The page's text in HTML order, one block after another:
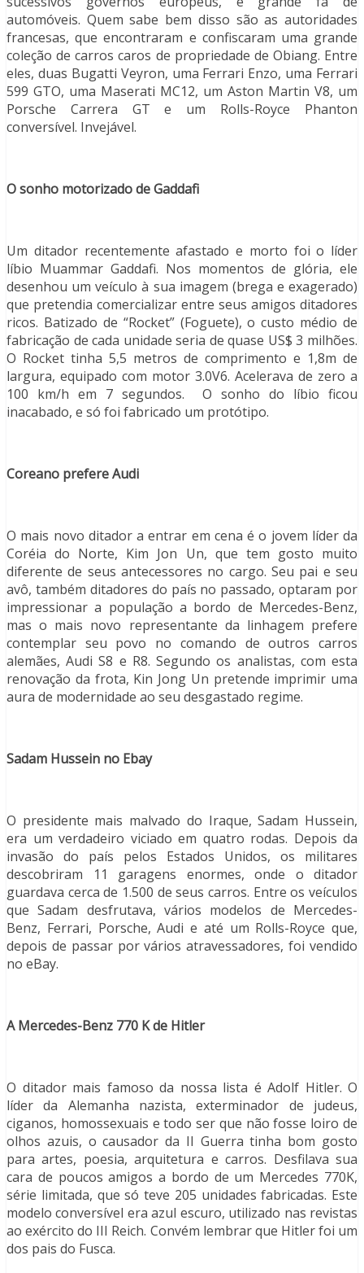
automóveis. Quem sabe bem disso são as autoridades
francesas, que encontraram e confiscaram uma grande
coleção de carros caros de propriedade de Obiang. Entre
eles, duas Bugatti Veyron, uma Ferrari Enzo, uma Ferrari
599 GTO, uma Maserati MC12, um Aston Martin V8, um
Porsche Carrera GT e um Rolls-Royce Phanton
conversível. Invejável.
O sonho motorizado de Gaddafi
Um ditador recentemente afastado e morto foi o líder
líbio Muammar Gaddafi. Nos momentos de glória, ele
desenhou um veículo à sua imagem (brega e exagerado)
que pretendia comercializar entre seus amigos ditadores
ricos. Batizado de “Rocket” (Foguete), o custo médio de
fabricação de cada unidade seria de quase US$ 3 milhões.
O Rocket tinha 5,5 metros de comprimento e 1,8m de
largura, equipado com motor 3.0V6. Acelerava de zero a
100 km/h em 7 segundos. O sonho do líbio ficou
inacabado, e só foi fabricado um protótipo.
Coreano prefere Audi
O mais novo ditador a entrar em cena é o jovem líder da
Coréia do Norte, Kim Jon Un, que tem gosto muito
diferente de seus antecessores no cargo. Seu pai e seu
avô, também ditadores do país no passado, optaram por
impressionar a população a bordo de Mercedes-Benz,
mas o mais novo representante da linhagem prefere
contemplar seu povo no comando de outros carros
alemães, Audi S8 e R8. Segundo os analistas, com esta
renovação da frota, Kin Jong Un pretende imprimir uma
aura de modernidade ao seu desgastado regime.
Sadam Hussein no Ebay
O presidente mais malvado do Iraque, Sadam Hussein,
era um verdadeiro viciado em quatro rodas. Depois da
invasão do país pelos Estados Unidos, os militares
descobriram 11 garagens enormes, onde o ditador
guardava cerca de 1.500 de seus carros. Entre os veículos
que Sadam desfrutava, vários modelos de Mercedes-
Benz, Ferrari, Porsche, Audi e até um Rolls-Royce que,
depois de passar por vários atravessadores, foi vendido
no eBay.
A Mercedes-Benz 770 K de Hitler
O ditador mais famoso da nossa lista é Adolf Hitler. O
líder da Alemanha nazista, exterminador de judeus,
ciganos, homossexuais e todo ser que não fosse loiro de
olhos azuis, o causador da II Guerra tinha bom gosto
para artes, poesia, arquitetura e carros. Desfilava sua
cara de poucos amigos a bordo de um Mercedes 770K,
série limitada, que só teve 205 unidades fabricadas. Este
modelo conversível era azul escuro, utilizado nas revistas
ao exército do III Reich. Convém lembrar que Hitler foi um
dos pais do Fusca.